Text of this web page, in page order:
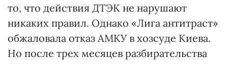
то, что действия ДТЭК не нарушают
никаких правил. Однако «Лига антитраст»
обжаловала отказ АМКУ в хозсуде Киева.
Но после трех месяцев разбирательства